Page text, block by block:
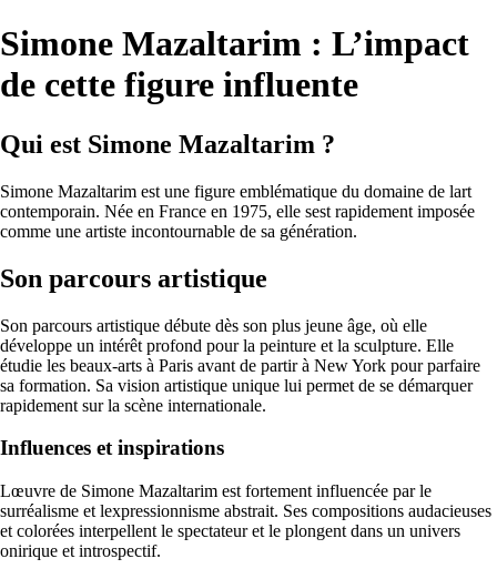
Simone Mazaltarim : L’impact
de cette figure influente
Qui est Simone Mazaltarim ?
Simone Mazaltarim est une figure emblématique du domaine de lart
contemporain. Née en France en 1975, elle sest rapidement imposée
comme une artiste incontournable de sa génération.
Son parcours artistique
Son parcours artistique débute dès son plus jeune âge, où elle
développe un intérêt profond pour la peinture et la sculpture. Elle
étudie les beaux-arts à Paris avant de partir à New York pour parfaire
sa formation. Sa vision artistique unique lui permet de se démarquer
rapidement sur la scène internationale.
Influences et inspirations
Lœuvre de Simone Mazaltarim est fortement influencée par le
surréalisme et lexpressionnisme abstrait. Ses compositions audacieuses
et colorées interpellent le spectateur et le plongent dans un univers
onirique et introspectif.